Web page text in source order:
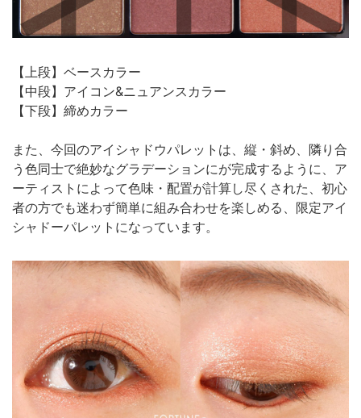
【上段】ベースカラー
【中段】アイコン&ニュアンスカラー
【下段】締めカラー
また、今回のアイシャドウパレットは、縦・斜め、隣り合
う色同士で絶妙なグラデーションにが完成するように、ア
ーティストによって色味・配置が計算し尽くされた、初心
者の方でも迷わず簡単に組み合わせを楽しめる、限定アイ
シャドーパレットになっています。